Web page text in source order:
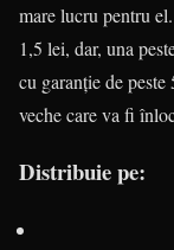
mare lucru pentru
1,5 lei, dar, una
cu garanţie de
veche care va fi
Distribuie pe: